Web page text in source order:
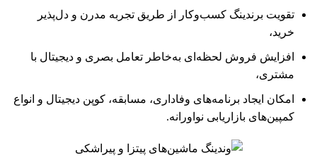
تقویت برندینگ کسب‌وکار از طریق تجربه مدرن و دل‌پذیر
خرید،
افزایش فروش لحظه‌ای به‌خاطر تعامل بصری و دیجیتال با
مشتری،
امکان ایجاد برنامه‌های وفاداری، مسابقه، کوپن دیجیتال و انواع
کمپین‌های بازاریابی نواورانه.